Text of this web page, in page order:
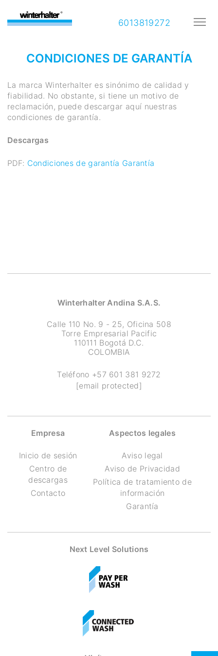
6013819272
CONDICIONES DE GARANTÍA
La marca Winterhalter es sinónimo de calidad y
fiabilidad. No obstante, si tiene un motivo de
reclamación, puede descargar aquí nuestras
condiciones de garantía.
Descargas
PDF: Condiciones de garantía Garantía
Winterhalter Andina S.A.S.
Calle 110 No. 9 - 25, Oficina 508
Torre Empresarial Pacific
110111 Bogotá D.C.
COLOMBIA
Teléfono +57 601 381 9272
[email protected]
Empresa
Inicio de sesión
Centro de
descargas
Contacto
Aspectos legales
Aviso legal
Aviso de Privacidad
Política de tratamiento de
información
Garantía
Next Level Solutions